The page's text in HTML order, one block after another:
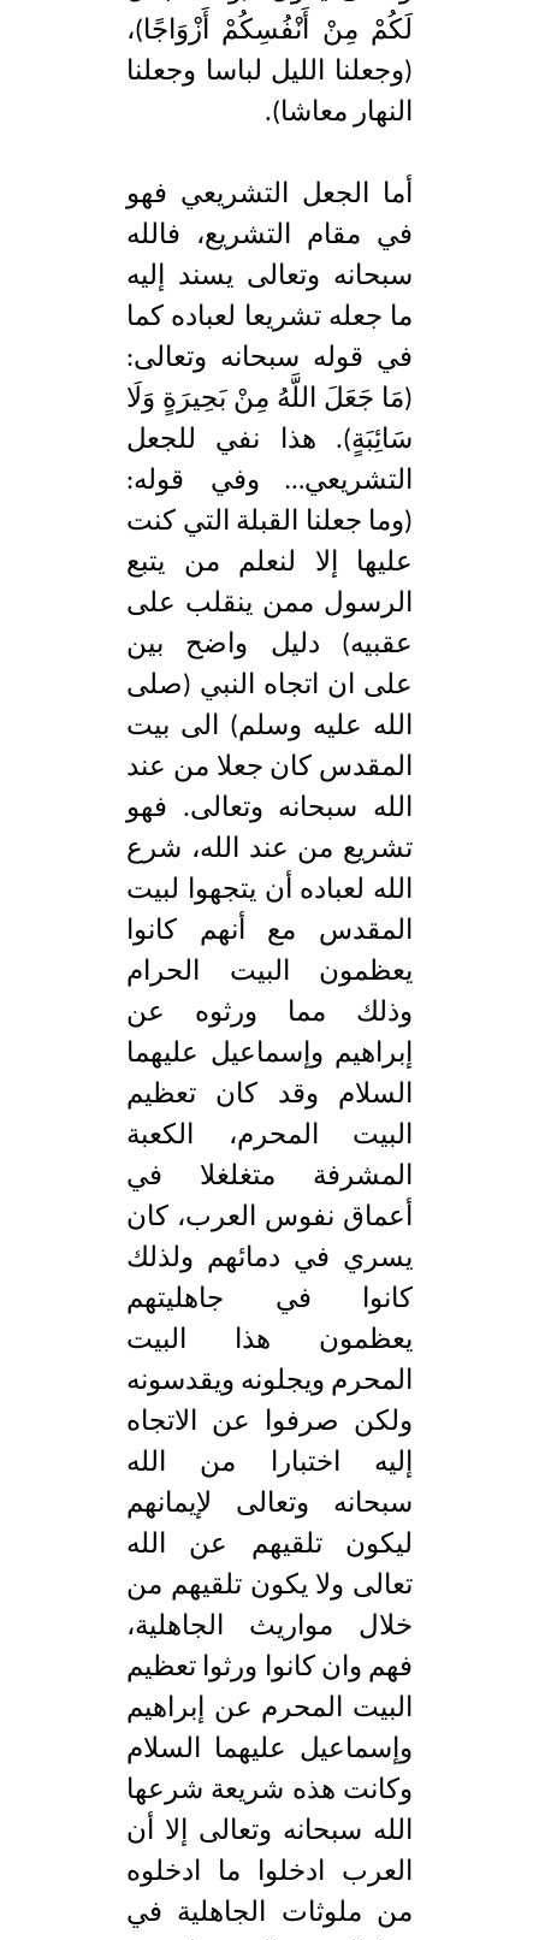
لَكُمْ مِنْ أَنْفُسِكُمْ أَزْوَاجًا)،
(وجعلنا الليل لباسا وجعلنا
النهار معاشا).
أما الجعل التشريعي فهو
في مقام التشريع، فالله
سبحانه وتعالى يسند إليه
ما جعله تشريعا لعباده كما
في قوله سبحانه وتعالى:
(مَا جَعَلَ اللَّهُ مِنْ بَحِيرَةٍ وَلَا
سَائِبَةٍ). هذا نفي للجعل
التشريعي… وفي قوله:
(وما جعلنا القبلة التي كنت
عليها إلا لنعلم من يتبع
الرسول ممن ينقلب على
عقبيه) دليل واضح بين
على ان اتجاه النبي (صلى
الله عليه وسلم) الى بيت
المقدس كان جعلا من عند
الله سبحانه وتعالى. فهو
تشريع من عند الله، شرع
الله لعباده أن يتجهوا لبيت
المقدس مع أنهم كانوا
يعظمون البيت الحرام
وذلك مما ورثوه عن
إبراهيم وإسماعيل عليهما
السلام وقد كان تعظيم
البيت المحرم، الكعبة
المشرفة متغلغلا في
أعماق نفوس العرب، كان
يسري في دمائهم ولذلك
كانوا في جاهليتهم
يعظمون هذا البيت
المحرم ويجلونه ويقدسونه
ولكن صرفوا عن الاتجاه
إليه اختبارا من الله
سبحانه وتعالى لإيمانهم
ليكون تلقيهم عن الله
تعالى ولا يكون تلقيهم من
خلال مواريث الجاهلية،
فهم وان كانوا ورثوا تعظيم
البيت المحرم عن إبراهيم
وإسماعيل عليهما السلام
وكانت هذه شريعة شرعها
الله سبحانه وتعالى إلا أن
العرب ادخلوا ما ادخلوه
من ملوثات الجاهلية في